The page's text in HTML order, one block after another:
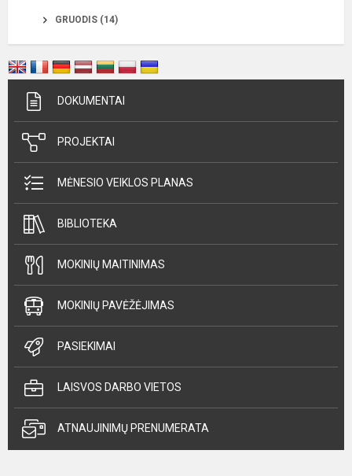
GRUODIS (14)
DOKUMENTAI
PROJEKTAI
MĖNESIO VEIKLOS PLANAS
BIBLIOTEKA
MOKINIŲ MAITINIMAS
MOKINIŲ PAVĖŽĖJIMAS
PASIEKIMAI
LAISVOS DARBO VIETOS
ATNAUJINIMŲ PRENUMERATA